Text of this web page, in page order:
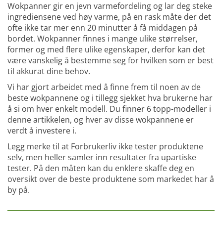
Wokpanner gir en jevn varmefordeling og lar deg steke
ingrediensene ved høy varme, på en rask måte der det
ofte ikke tar mer enn 20 minutter å få middagen på
bordet. Wokpanner finnes i mange ulike størrelser,
former og med flere ulike egenskaper, derfor kan det
være vanskelig å bestemme seg for hvilken som er best
til akkurat dine behov.
Vi har gjort arbeidet med å finne frem til noen av de
beste wokpannene og i tillegg sjekket hva brukerne har
å si om hver enkelt modell. Du finner 6 topp-modeller i
denne artikkelen, og hver av disse wokpannene er
verdt å investere i.
Legg merke til at Forbrukerliv ikke tester produktene
selv, men heller samler inn resultater fra upartiske
tester. På den måten kan du enklere skaffe deg en
oversikt over de beste produktene som markedet har å
by på.